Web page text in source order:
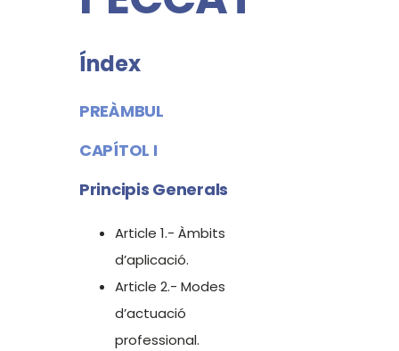
Índex
PREÀMBUL
CAPÍTOL I
Principis Generals
Article 1.- Àmbits
d’aplicació.
Article 2.- Modes
d’actuació
professional.